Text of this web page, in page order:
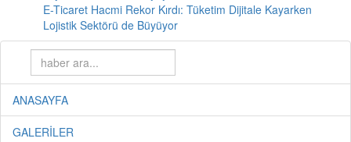
E-Ticaret Hacmi Rekor Kırdı: Tüketim Dijitale Kayarken
Lojistik Sektörü de Büyüyor
ANASAYFA
GALERİLER